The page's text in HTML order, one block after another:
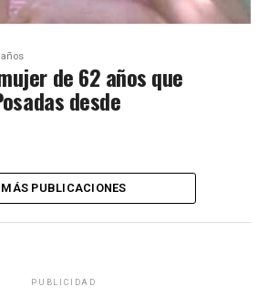
de 62 años que
desde
MÁS PUBLICACIONES
PUBLICIDAD